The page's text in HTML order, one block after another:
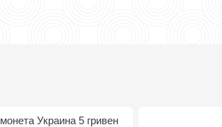
монета Украина 5 гривен